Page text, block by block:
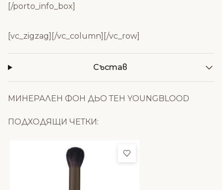
[/porto_info_box]
[vc_zigzag][/vc_column][/vc_row]
Състав
МИНЕРАЛЕН ФОН ДЬО ТЕН YOUNGBLOOD
ПОДХОДЯЩИ ЧЕТКИ:
Добави в любими